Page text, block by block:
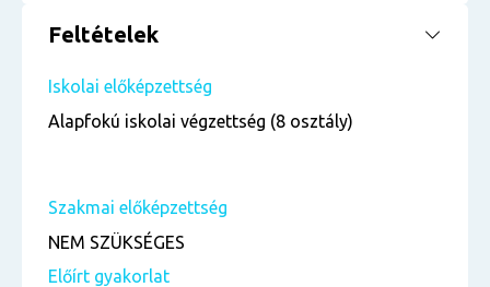
Feltételek
Iskolai előképzettség
Alapfokú iskolai végzettség (8 osztály)
Szakmai előképzettség
NEM SZÜKSÉGES
Előírt gyakorlat